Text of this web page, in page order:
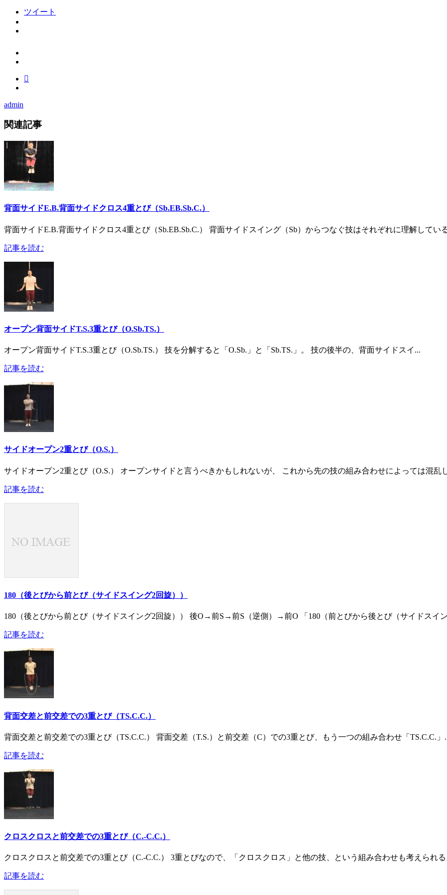
ツイート
admin
関連記事
背面サイドE.B.背面サイドクロス4重とび（Sb.EB.Sb.C.）
背面サイドE.B.背面サイドクロス4重とび（Sb.EB.Sb.C.） 背面サイドスイング（Sb）からつなぐ技はそれぞれに理解してい
記事を読む
オープン背面サイドT.S.3重とび（O.Sb.TS.）
オープン背面サイドT.S.3重とび（O.Sb.TS.） 技を分解すると「O.Sb.」と「Sb.TS.」。 技の後半の、背面サイドスイ...
記事を読む
サイドオープン2重とび（O.S.）
サイドオープン2重とび（O.S.） オープンサイドと言うべきかもしれないが、 これから先の技の組み合わせによっては混乱
記事を読む
180（後とびから前とび（サイドスイング2回旋））
180（後とびから前とび（サイドスイング2回旋）） 後O→前S→前S（逆側）→前O 「180（前とびから後とび（サイドスイ
記事を読む
背面交差と前交差での3重とび（TS.C.C.）
背面交差と前交差での3重とび（TS.C.C.） 背面交差（T.S.）と前交差（C）での3重とび、もう一つの組み合わせ「TS.C.C.」
記事を読む
クロスクロスと前交差での3重とび（C.-C.C.）
クロスクロスと前交差での3重とび（C.-C.C.） 3重とびなので、「クロスクロス」と他の技、という組み合わせも考えられ
記事を読む